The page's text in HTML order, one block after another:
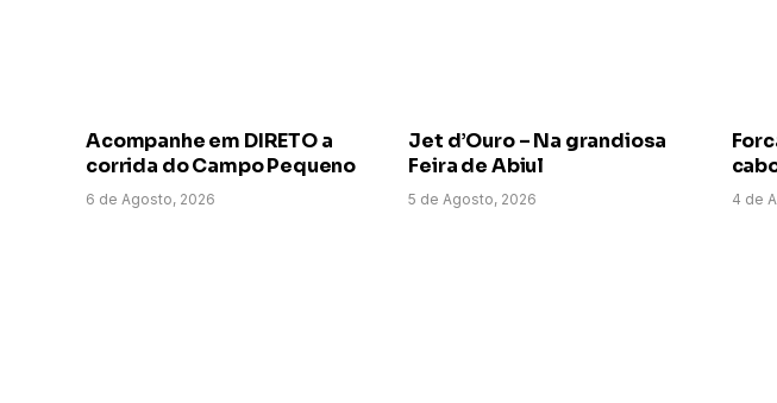
Acompanhe em DIRETO a
corrida do Campo Pequeno
6 de Agosto, 2026
Jet d’Ouro – Na grandiosa
Feira de Abiul
5 de Agosto, 2026 4 de